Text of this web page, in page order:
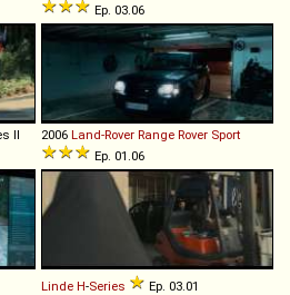
Ep. 03.06
II
2006 Land-Rover Range Rover Sport
Ep. 01.06
Linde H-Series Ep. 03.01